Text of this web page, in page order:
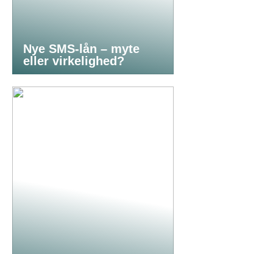
Nye SMS-lån – myte
eller virkelighed?